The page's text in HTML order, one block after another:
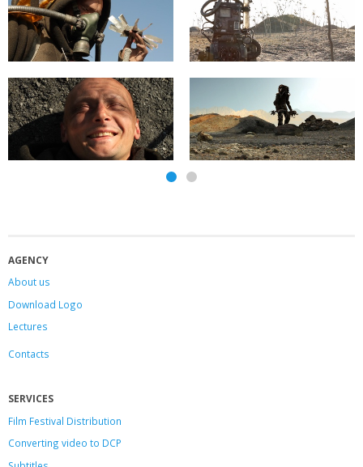
AGENCY
About us
Download Logo
Lectures
Contacts
SERVICES
Film Festival Distribution
Converting video to DCP